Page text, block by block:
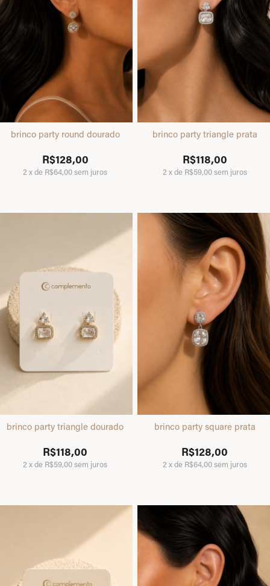
brinco party round dourado
R$128,00
2 xde R$64,00sem juros
brinco party triangle prata
R$118,00
2 xde R$59,00sem juros
brinco party triangle dourado
R$118,00
2 xde R$59,00sem juros
brinco party square prata
R$128,00
2 xde R$64,00sem juros